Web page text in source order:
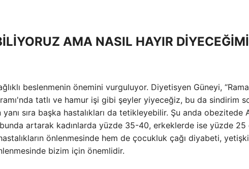
AMA NASIL HAYIR
beslenmenin önemini vurguluyor. Diyetisyen Güneyi,
tatlı ve hamur işi gibi şeyler yiyeceğiz, bu da sindirim
sıra başka hastalıkları da tetikleyebilir. Şu anda obezitede
artarak kadınlarda yüzde 35-40, erkeklerde ise yüzde 25
önlenmesinde hem de çocukluk çağı diyabeti,
bizim için önemlidir.